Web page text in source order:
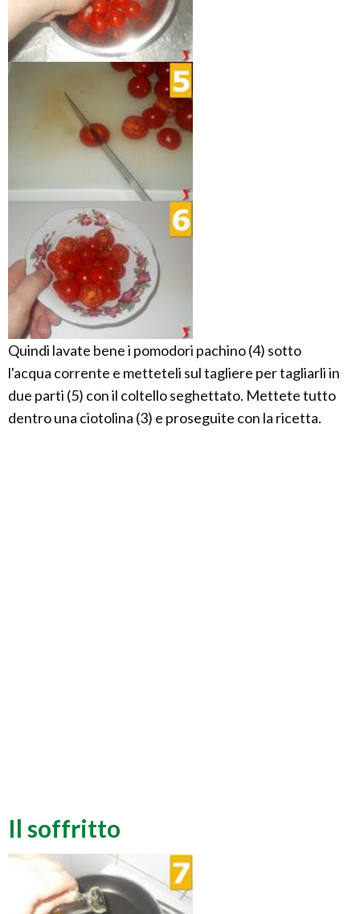
Quindi lavate bene i pomodori pachino (4) sotto
l'acqua corrente e metteteli sul tagliere per tagliarli in
due parti (5) con il coltello seghettato. Mettete tutto
dentro una ciotolina (3) e proseguite con la ricetta.
Il soffritto